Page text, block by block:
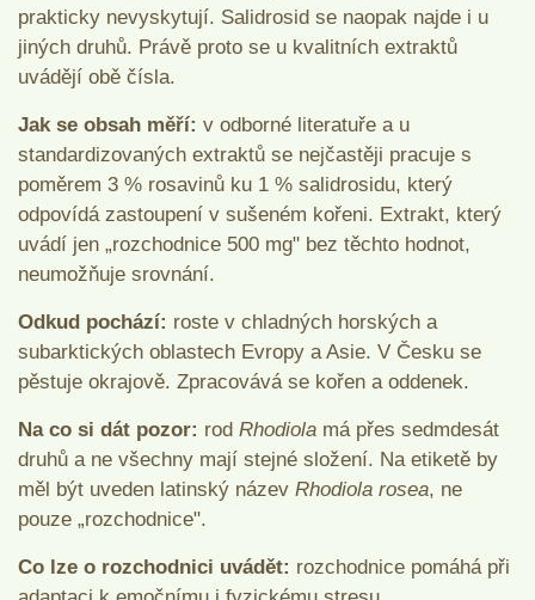
prakticky nevyskytují. Salidrosid se naopak najde i u
jiných druhů. Právě proto se u kvalitních extraktů
uvádějí obě čísla.
Jak se obsah měří: v odborné literatuře a u
standardizovaných extraktů se nejčastěji pracuje s
poměrem 3 % rosavinů ku 1 % salidrosidu, který
odpovídá zastoupení v sušeném kořeni. Extrakt, který
uvádí jen „rozchodnice 500 mg" bez těchto hodnot,
neumožňuje srovnání.
Odkud pochází: roste v chladných horských a
subarktických oblastech Evropy a Asie. V Česku se
pěstuje okrajově. Zpracovává se kořen a oddenek.
Na co si dát pozor: rod Rhodiola má přes sedmdesát
druhů a ne všechny mají stejné složení. Na etiketě by
měl být uveden latinský název Rhodiola rosea, ne
pouze „rozchodnice".
Co lze o rozchodnici uvádět: rozchodnice pomáhá při